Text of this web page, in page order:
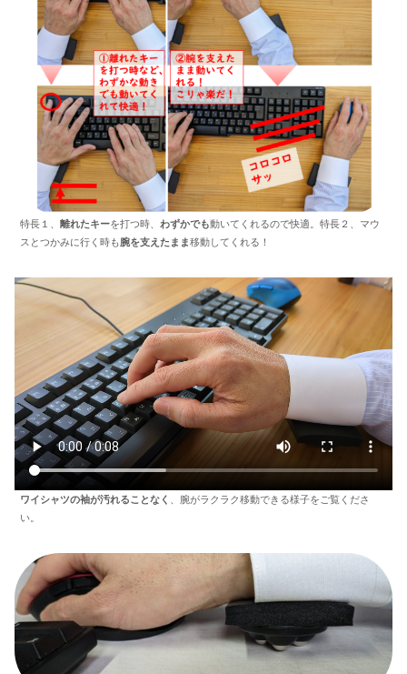
特長１、 離れたキーを打つ時、 わずかでも動いてくれるので快適。特長２、マウ
スとつかみに行く時も 腕を支えたまま移動してくれる！
ワイシャツの袖が汚れることなく
、腕がラクラク移動できる様子をご覧くださ
い。